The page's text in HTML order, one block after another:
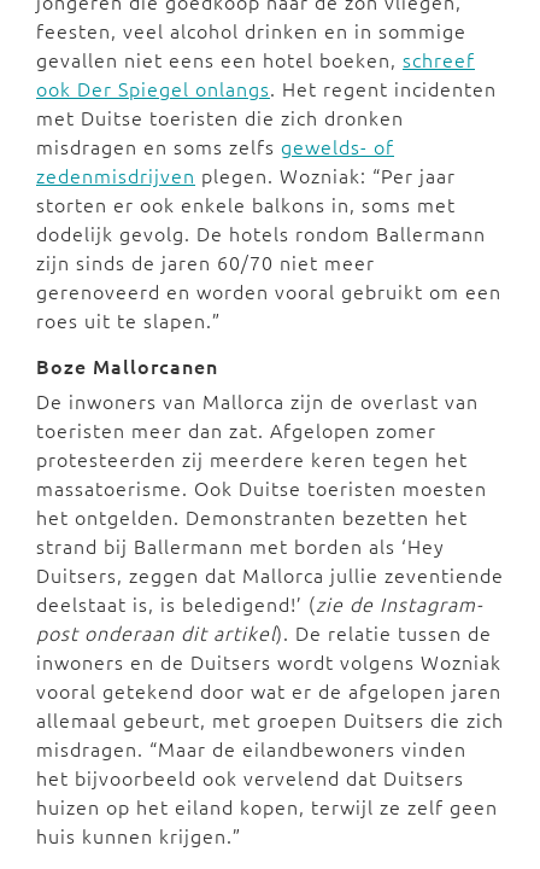
feesten, veel alcohol drinken en in sommige
gevallen niet eens een hotel boeken, schreef
ook Der Spiegel onlangs. Het regent incidenten
met Duitse toeristen die zich dronken
misdragen en soms zelfs gewelds- of
zedenmisdrijven plegen. Wozniak: “Per jaar
storten er ook enkele balkons in, soms met
dodelijk gevolg. De hotels rondom Ballermann
zijn sinds de jaren 60/70 niet meer
gerenoveerd en worden vooral gebruikt om een
roes uit te slapen.”
Boze Mallorcanen
De inwoners van Mallorca zijn de overlast van
toeristen meer dan zat. Afgelopen zomer
protesteerden zij meerdere keren tegen het
massatoerisme. Ook Duitse toeristen moesten
het ontgelden. Demonstranten bezetten het
strand bij Ballermann met borden als ‘Hey
Duitsers, zeggen dat Mallorca jullie zeventiende
deelstaat is, is beledigend!’ (zie de Instagram-
post onderaan dit artikel). De relatie tussen de
inwoners en de Duitsers wordt volgens Wozniak
vooral getekend door wat er de afgelopen jaren
allemaal gebeurt, met groepen Duitsers die zich
misdragen. “Maar de eilandbewoners vinden
het bijvoorbeeld ook vervelend dat Duitsers
huizen op het eiland kopen, terwijl ze zelf geen
huis kunnen krijgen.”